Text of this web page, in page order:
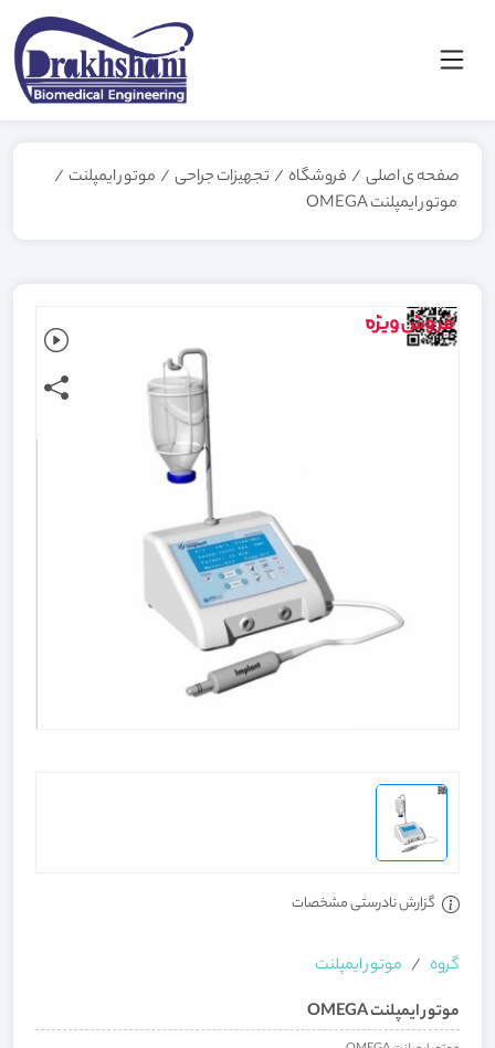
صفحه ی اصلی / فروشگاه / تجهیزات جراحی / موتور ایمپلنت /
موتور ایمپلنت OMEGA
گزارش نادرستی مشخصات
گروه
موتور ایمپلنت
موتور ایمپلنت OMEGA